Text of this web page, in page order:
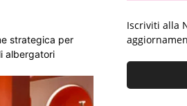
strategica per
albergatori
Iscriviti alla